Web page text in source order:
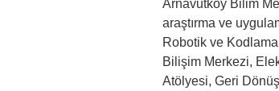
Arnavutköy Bilim
araştırma ve
Robotik ve
Bilişim Merkezi,
Atölyesi, Geri